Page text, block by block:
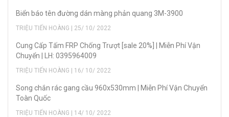
Biển báo tên đường dán màng phản quang 3M-3900
TRIỆU TIẾN HOÀNG | 25/ 10/ 2022
Cung Cấp Tấm FRP Chống Trượt [sale 20%] | Miễn Phí Vận
Chuyển | LH: 0395964009
TRIỆU TIẾN HOÀNG | 16/ 10/ 2022
Song chắn rác gang cầu 960x530mm | Miễn Phí Vận Chuyển
Toàn Quốc
TRIỆU TIẾN HOÀNG | 14/ 10/ 2022